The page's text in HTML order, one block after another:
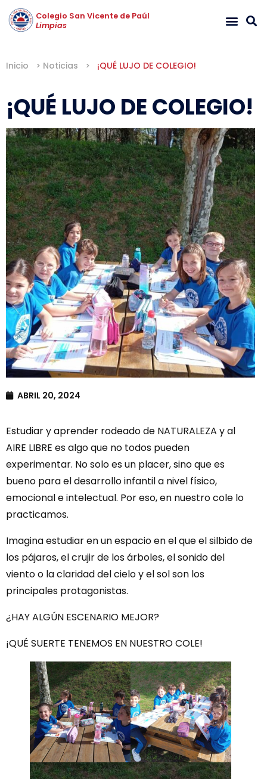
Colegio San Vicente de Paúl
Limpias
Inicio > Noticias > ¡QUÉ LUJO DE COLEGIO!
¡QUÉ LUJO DE COLEGIO!
ABRIL 20, 2024
Estudiar y aprender rodeado de NATURALEZA y al
AIRE LIBRE es algo que no todos pueden
experimentar. No solo es un placer, sino que es
bueno para el desarrollo infantil a nivel físico,
emocional e intelectual. Por eso, en nuestro cole lo
practicamos.
Imagina estudiar en un espacio en el que el silbido de
los pájaros, el crujir de los árboles, el sonido del
viento o la claridad del cielo y el sol son los
principales protagonistas.
¿HAY ALGÚN ESCENARIO MEJOR?
¡QUÉ SUERTE TENEMOS EN NUESTRO COLE!